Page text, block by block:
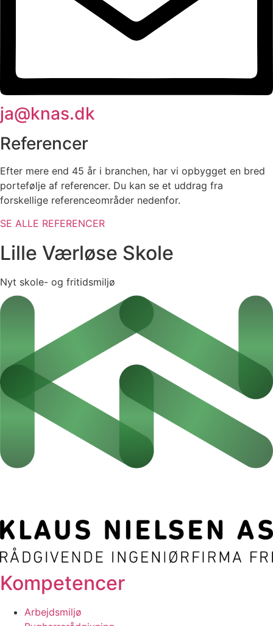
ja@knas.dk
Referencer
Efter mere end 45 år i branchen, har vi opbygget en bred
portefølje af referencer. Du kan se et uddrag fra
forskellige referenceområder nedenfor.
SE ALLE REFERENCER
Lille Værløse Skole
Nyt skole- og fritidsmiljø
Kompetencer
Arbejdsmiljø